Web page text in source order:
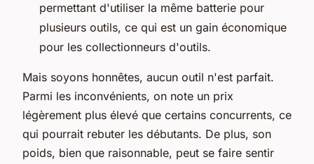
permettant d'utiliser la même batterie pour
plusieurs outils, ce qui est un gain économique
pour les collectionneurs d'outils.
Mais soyons honnêtes, aucun outil n'est parfait.
Parmi les inconvénients, on note un prix
légèrement plus élevé que certains concurrents, ce
qui pourrait rebuter les débutants. De plus, son
poids, bien que raisonnable, peut se faire sentir